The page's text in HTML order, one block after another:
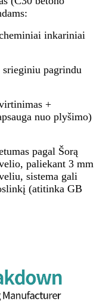
inkariniai
pagrindu
+
nuo plyšimo)
pagal Šorą
paliekant 3 mm
sistema gali
(atitinka GB